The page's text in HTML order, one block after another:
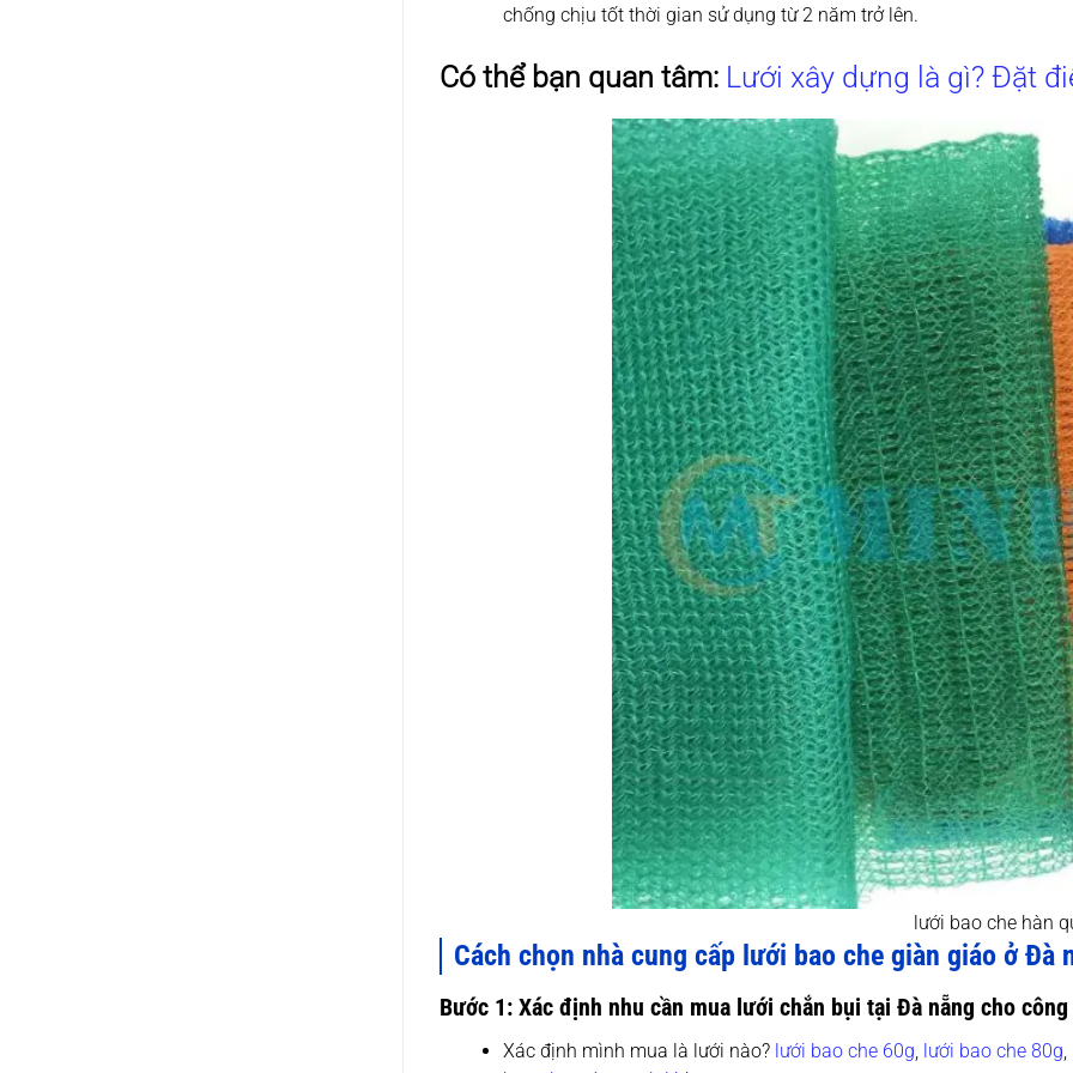
chống chịu tốt thời gian sử dụng từ 2 năm trở lên.
Có thể bạn quan tâm: Lưới xây dựng là gì? Đặt
lưới bao che hàn
Cách chọn nhà cung cấp lưới bao che giàn giáo ở Đà
Bước 1: Xác định nhu cần mua lưới chắn bụi tại Đà nẵng cho
Xác định mình mua là lưới nào? lưới bao che 60g, lưới bao che 80g,